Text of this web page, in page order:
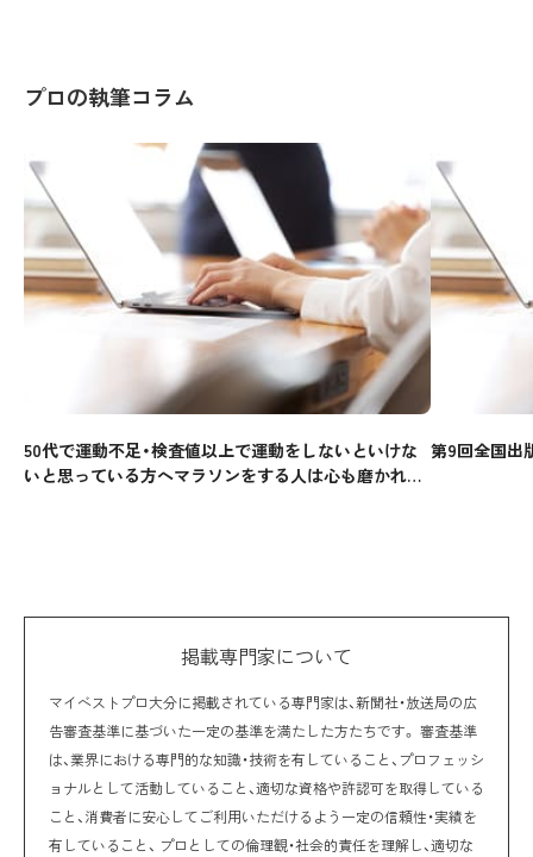
プロの執筆コラム
50代で運動不足・検査値以上で運動をしないといけな
いと思っている方へマラソンをする人は心も磨かれま
第9回全国出
掲載専門家について
マイベストプロ大分に掲載されている専門家は、新聞社・放送局の広
告審査基準に基づいた一定の基準を満たした方たちです。 審査基準
は、業界における専門的な知識・技術を有していること、プロフェッシ
ョナルとして活動していること、適切な資格や許認可を取得している
こと、消費者に安心してご利用いただけるよう一定の信頼性・実績を
有していること、 プロとしての倫理観・社会的責任を理解し、適切な